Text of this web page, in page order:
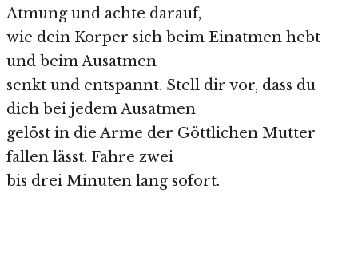
Atmung und achte darauf,
wie dein Korper sich beim Einatmen hebt
und beim Ausatmen
senkt und entspannt. Stell dir vor, dass du
dich bei jedem Ausatmen
gelöst in die Arme der Göttlichen Mutter
fallen lässt. Fahre zwei
bis drei Minuten lang sofort.